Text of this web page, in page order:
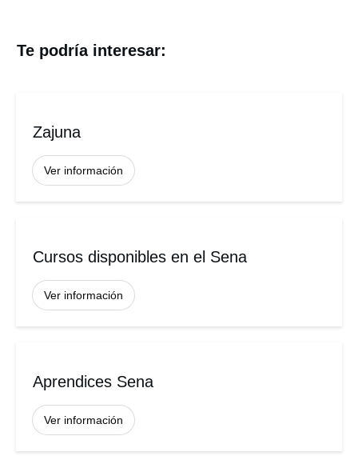
Te podría interesar:
Zajuna
Ver información
Cursos disponibles en el Sena
Ver información
Aprendices Sena
Ver información